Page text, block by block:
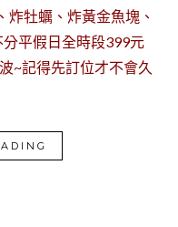
炸牡蠣、炸黃金魚塊、
平假日全時段399元
~記得先訂位才不會久